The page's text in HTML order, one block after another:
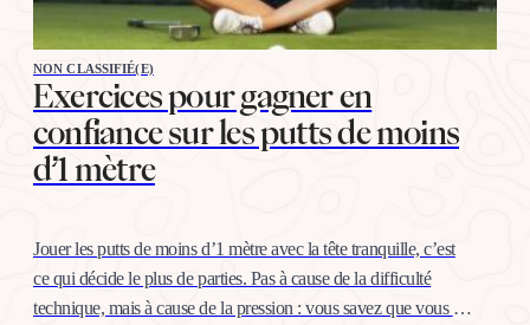
NON CLASSIFIÉ(E)
Exercices pour gagner en
confiance sur les putts de moins
d’1 mètre
Jouer les putts de moins d’1 mètre avec la tête tranquille, c’est
ce qui décide le plus de parties. Pas à cause de la difficulté
technique, mais à cause de la pression : vous savez que vous «